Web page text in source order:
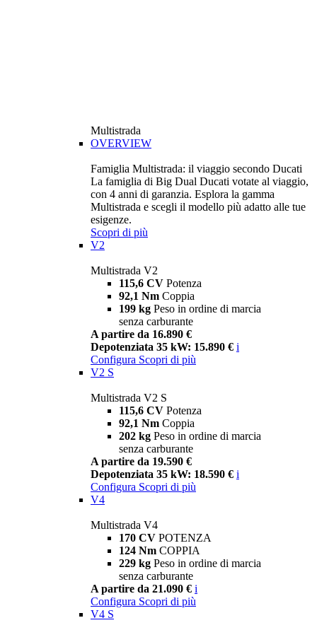
Multistrada
OVERVIEW
Famiglia Multistrada: il viaggio secondo Ducati
La famiglia di Big Dual Ducati votate al viaggio,
con 4 anni di garanzia. Esplora la gamma
Multistrada e scegli il modello più adatto alle tue
esigenze.
Scopri di più
V2
Multistrada V2
115,6 CV Potenza
92,1 Nm Coppia
199 kg Peso in ordine di marcia
senza carburante
A partire da 16.890 €
Depotenziata 35 kW: 15.890 € i
Configura Scopri di più
V2 S
Multistrada V2 S
115,6 CV Potenza
92,1 Nm Coppia
202 kg Peso in ordine di marcia
senza carburante
A partire da 19.590 €
Depotenziata 35 kW: 18.590 € i
Configura Scopri di più
V4
Multistrada V4
170 CV POTENZA
124 Nm COPPIA
229 kg Peso in ordine di marcia
senza carburante
A partire da 21.090 € i
Configura Scopri di più
V4 S